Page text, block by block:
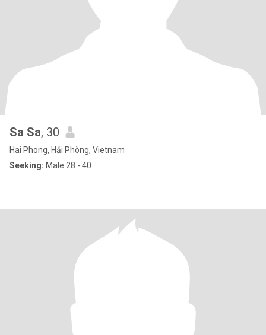
Sa Sa, 30
Hai Phong, Hải Phòng, Vietnam
Seeking: Male 28 - 40